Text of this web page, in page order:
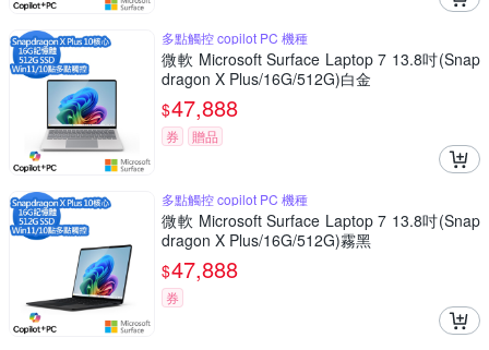
多點觸控 copilot PC 機種
微軟 Microsoft Surface Laptop 7 13.8吋(Snap
dragon X Plus/16G/512G)白金
$47,888
券 贈品
多點觸控 copilot PC 機種
微軟 Microsoft Surface Laptop 7 13.8吋(Snap
dragon X Plus/16G/512G)霧黑
$47,888
券